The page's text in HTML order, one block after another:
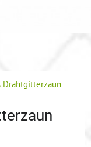
Drahtgitterzaun